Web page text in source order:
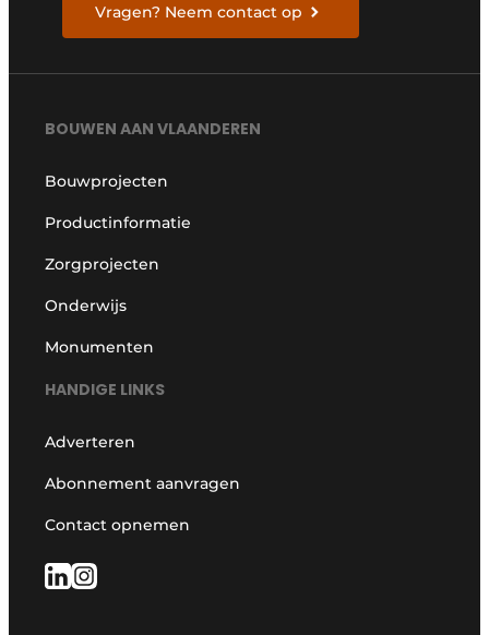
Vragen? Neem contact op
BOUWEN AAN VLAANDEREN
Bouwprojecten
Productinformatie
Zorgprojecten
Onderwijs
Monumenten
HANDIGE LINKS
Adverteren
Abonnement aanvragen
Contact opnemen